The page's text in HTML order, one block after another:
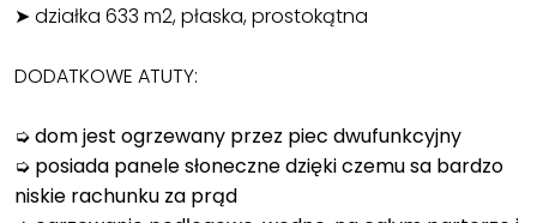
➤ działka 633 m2, płaska, prostokątna
DODATKOWE ATUTY:
➭ dom jest ogrzewany przez piec dwufunkcyjny
➭ posiada panele słoneczne dzięki czemu sa bardzo
niskie rachunku za prąd